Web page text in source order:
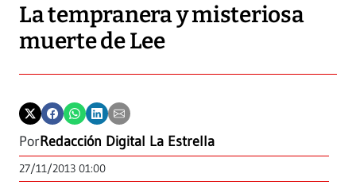
La tempranera y misteriosa
muerte de Lee
PorRedacción Digital La Estrella
27/11/2013 01:00